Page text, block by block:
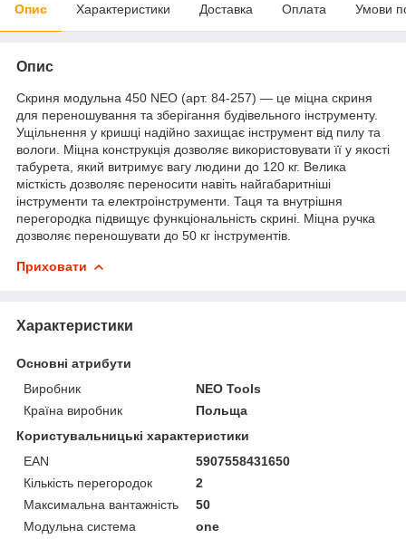
Опис Характеристики Доставка Оплата Умови
Опис
Скриня модульна 450 NEO (арт. 84-257) ― це міцна скриня
для переношування та зберігання будівельного інструменту.
Ущільнення у кришці надійно захищає інструмент від пилу та
вологи. Міцна конструкція дозволяє використовувати її у якості
табурета, який витримує вагу людини до 120 кг. Велика
місткість дозволяє переносити навіть найгабаритніші
інструменти та електроінструменти. Таця та внутрішня
перегородка підвищує функціональність скрині. Міцна ручка
дозволяє переношувати до 50 кг інструментів.
Приховати
Характеристики
Основні атрибути
Виробник
NEO Tools
Країна виробник
Польща
Користувальницькі характеристики
EAN
5907558431650
Кількість перегородок
2
Максимальна вантажність
50
Модульна система
one